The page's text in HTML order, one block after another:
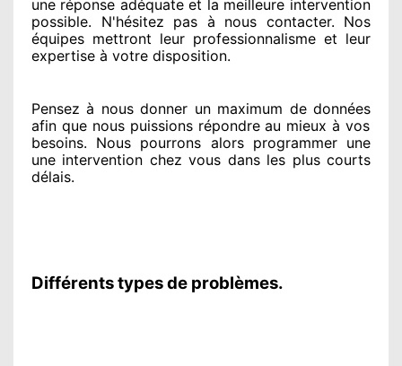
une réponse adéquateet la meilleure intervention
possible. N'hésitez pas à nous contacter. Nos
équipes mettront leur professionnalisme et leur
expertise à votre disposition.
Pensez à nous donner un maximum de données
afin que nous puissions répondre au mieux à vos
besoins. Nous pourrons alors programmerune
une intervention chez vous dans les plus courts
délais.
Différents types de problèmes.